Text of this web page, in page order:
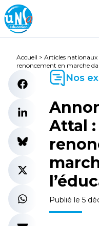
Accueil > Articles nationaux
renoncement en marche
Nos
Attal :
Publié le 5